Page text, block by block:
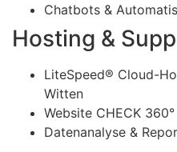
Chatbots &
Hosting &
LiteSpeed® Cloud-
Witten
Website CHECK
Datenanalyse &